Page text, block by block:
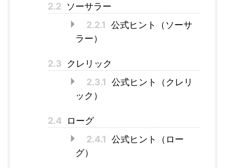
2.2
ソーサラー
2.2.1 公式ヒント（ソーサ
ラー）
2.3
クレリック
2.3.1 公式ヒント（クレリ
ック）
2.4
ローグ
2.4.1 公式ヒント（ロー
グ）